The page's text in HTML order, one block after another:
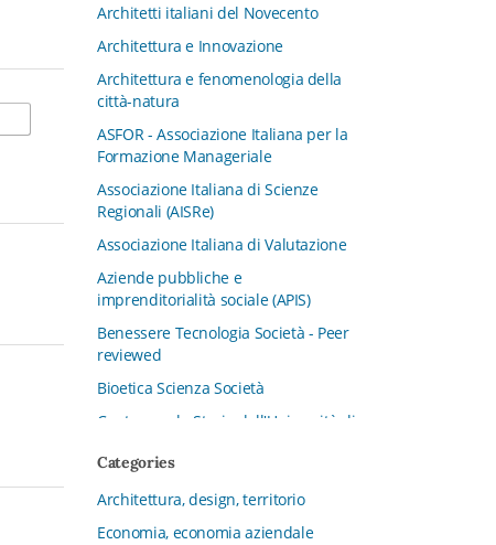
Architetti italiani del Novecento
Architettura e Innovazione
Architettura e fenomenologia della
città-natura
ASFOR - Associazione Italiana per la
Formazione Manageriale
Associazione Italiana di Scienze
Regionali (AISRe)
Associazione Italiana di Valutazione
Aziende pubbliche e
imprenditorialità sociale (APIS)
Benessere Tecnologia Società - Peer
reviewed
Bioetica Scienza Società
Centro per la Storia dell'Università di
CFMT - Terziario Futuro
Channel & Retail Lab
Categories
Architettura, design, territorio
Economia, economia aziendale